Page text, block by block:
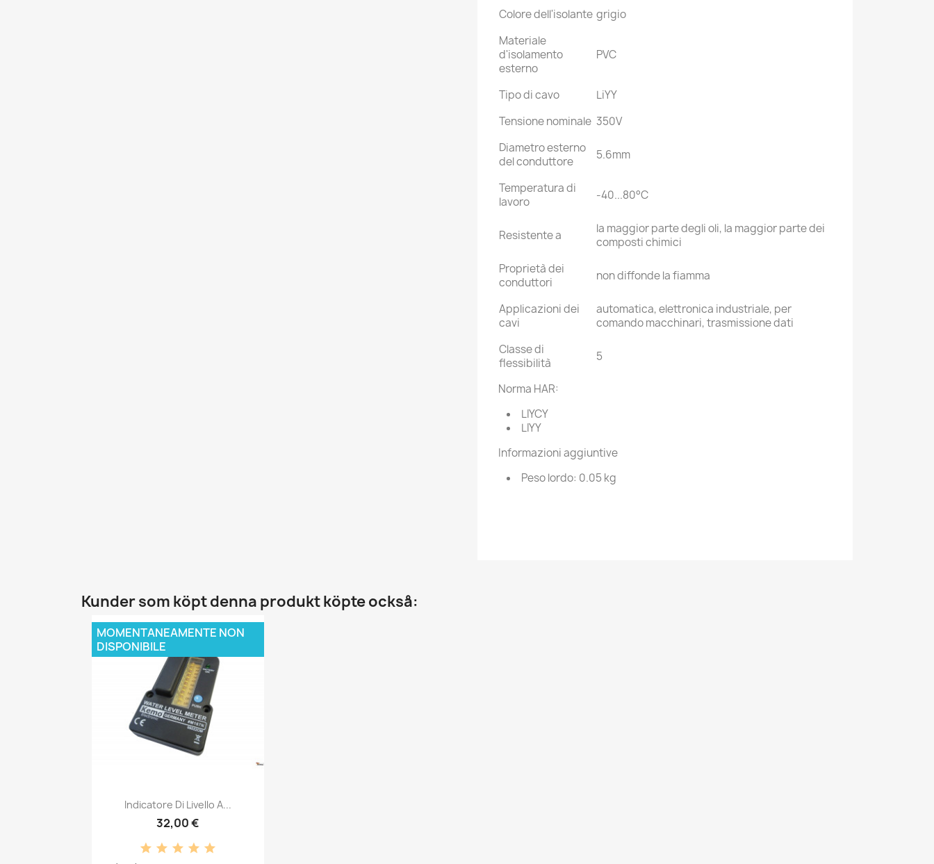
Colore dell'isolante grigio
Materiale
d'isolamento
esterno
PVC
Tipo di cavo
LiYY
Tensione nominale 350V
Diametro esterno
del conduttore
5.6mm
Temperatura di
lavoro
-40...80°C
Resistente a
la maggior parte degli oli, la maggior parte dei
composti chimici
Proprietà dei
conduttori
non diffonde la fiamma
Applicazioni dei
cavi
automatica, elettronica industriale, per
comando macchinari, trasmissione dati
Classe di
flessibilità
5
Norma HAR:
LIYCY
LIYY
Informazioni aggiuntive
Peso lordo: 0.05 kg
Kunder som köpt denna produkt köpte också:
Snabbvy
Indicatore Di Livello A...
32,00 €
MOMENTANEAMENTE NON
DISPONIBILE